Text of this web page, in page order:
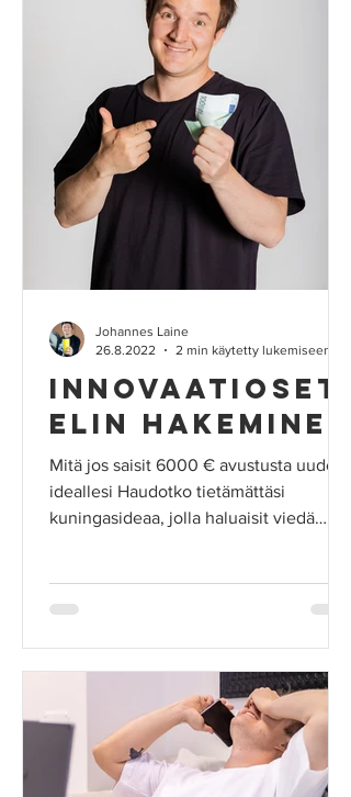
Innovaatioset
elin hakeminen
Mitä jos saisit 6000 € avustusta uudelle
ideallesi Haudotko tietämättäsi
kuningasideaa, jolla haluaisit viedä
Johannes Laine
26.8.2022
2 min käytetty lukemiseen